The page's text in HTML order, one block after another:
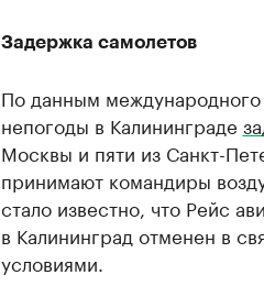
Задержка самолетов
По данным международного
непогоды в Калининграде
Москвы и пяти из Санкт-
принимают командиры
стало известно, что Рейс
в Калининград отменен в
условиями.